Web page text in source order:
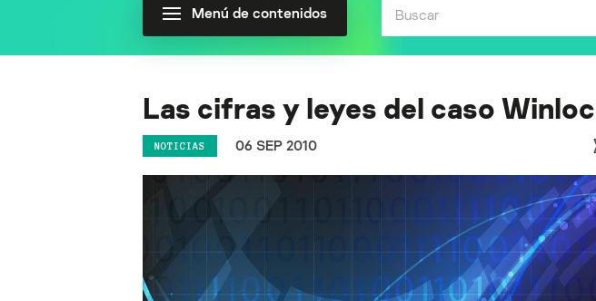
Menú de contenidos
Las cifras y leyes del caso
NOTICIAS 06 SEP 2010